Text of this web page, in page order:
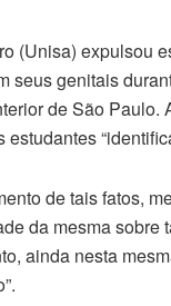
(Unisa) expulsou
seus genitais
de São
de tais fatos,
da mesma
ainda nesta